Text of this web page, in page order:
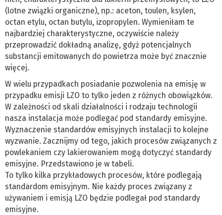
(lotne związki organiczne), np.: aceton, toulen, ksylen,
octan etylu, octan butylu, izopropylen. Wymieniłam te
najbardziej charakterystyczne, oczywiście należy
przeprowadzić dokładną analizę, gdyż potencjalnych
substancji emitowanych do powietrza może być znacznie
więcej.
W wielu przypadkach posiadanie pozwolenia na emisję w
przypadku emisji LZO to tylko jeden z różnych obowiązków.
W zależności od skali działalności i rodzaju technologii
nasza instalacja może podlegać pod standardy emisyjne.
Wyznaczenie standardów emisyjnych instalacji to kolejne
wyzwanie. Zacznijmy od tego, jakich procesów związanych z
powlekaniem czy lakierowaniem mogą dotyczyć standardy
emisyjne. Przedstawiono je w tabeli.
To tylko kilka przykładowych procesów, które podlegają
standardom emisyjnym. Nie każdy proces związany z
używaniem i emisją LZO będzie podlegał pod standardy
emisyjne.